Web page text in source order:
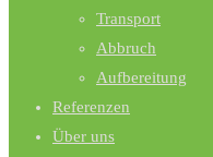
Transport
Abbruch
Aufbereitung
Referenzen
Über uns